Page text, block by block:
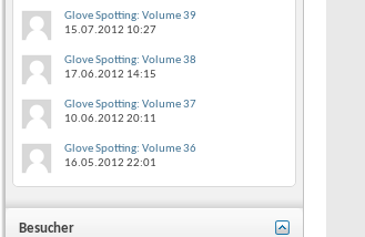
Glove Spotting: Volume 39
15.07.2012 10:27
Glove Spotting: Volume 38
17.06.2012 14:15
Glove Spotting: Volume 37
10.06.2012 20:11
Glove Spotting: Volume 36
16.05.2012 22:01
Besucher